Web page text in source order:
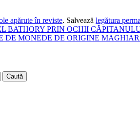
apărute în reviste. Salvează legătura
BATHORY PRIN OCHII
DE MONEDE DE ORIGINE